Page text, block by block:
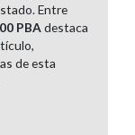
Entre
PBA destaca
de esta